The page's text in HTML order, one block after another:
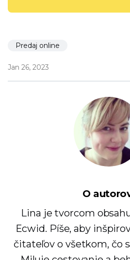
Predaj online
Jan 26, 2023
O
Lina je tvorcom
Ecwid. Píše, aby
čitateľov o všetkom, čo